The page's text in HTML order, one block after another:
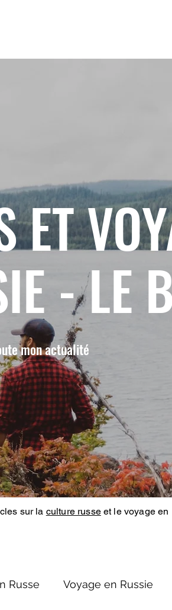
ET
- LE
mon actualité
sur la culture russeet le voyage en
Russe Voyage en Russie